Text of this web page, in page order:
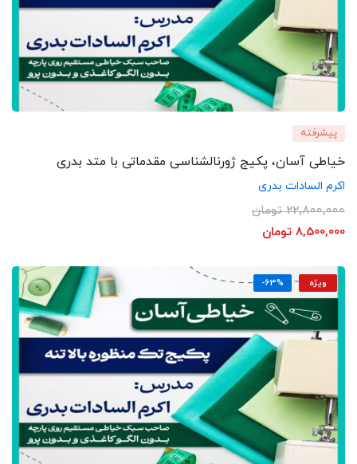
پیشرفته
خیاطی آسان، پکیج ژورنالشناسی مقدماتی با متد بدری
اکرم السادات بدری
22,800,000 تومان
8,500,000 تومان
ویژه -63%